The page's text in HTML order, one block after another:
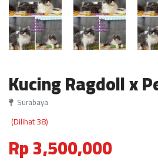
Kucing Ragdoll x
Surabaya
(Dilihat 38)
Rp 3,500,000